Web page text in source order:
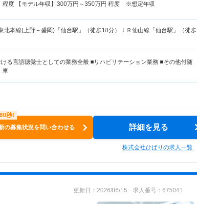
程度 【モデル年収】 300万円～350万円 程度 ※想定年収
北本線(上野－盛岡)「仙台駅」（徒歩18分）ＪＲ仙山線「仙台駅」（徒歩
る言語聴覚士としての業務全般 ■リハビリテーション業務 ■その他付随
車
の募集状況を問い合わせる 詳細を見る
株式会社ひばりの求人一覧
更新日：2026/06/15 求人番号：675041